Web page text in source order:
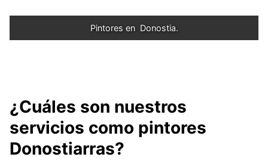
Pintores en  Donostia.
¿Cuáles son nuestros
servicios como pintores
Donostiarras?